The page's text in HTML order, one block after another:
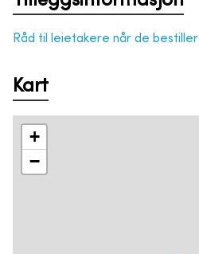
Råd til leietakere når de bestiller
Kart
+
−